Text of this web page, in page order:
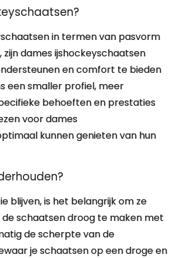
in termen van pasvorm
dames ijshockeyschaatsen
en comfort te bieden
een smaller profiel, meer
behoeften en prestaties
voor dames
kunnen genieten van hun
blijven, is het belangrijk om ze
schaatsen droog te maken met
de scherpte van de
je schaatsen op een droge en